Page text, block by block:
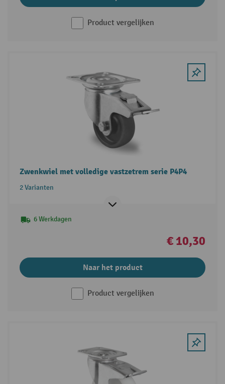
Product vergelijken
Zwenkwiel met volledige vastzetrem serie P4P4
2 Varianten
6 Werkdagen
€ 10,30
Naar het product
Product vergelijken